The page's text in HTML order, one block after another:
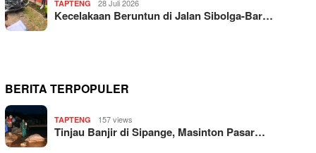
TAPTENG 28 Juli 2026
Kecelakaan Beruntun di Jalan Sibolga-Bar…
BERITA TERPOPULER
TAPTENG 157 views
Tinjau Banjir di Sipange, Masinton Pasar…